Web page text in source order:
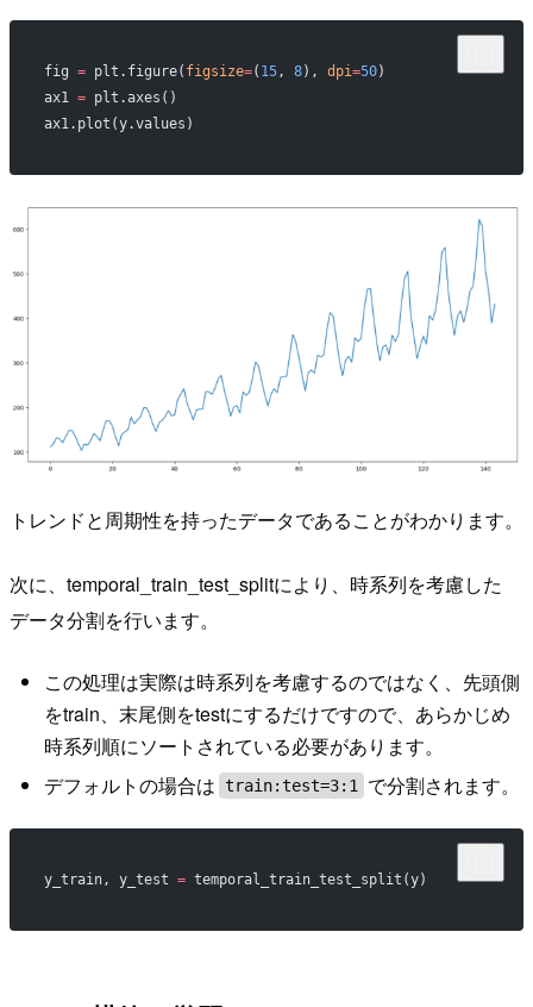
fig = plt.figure( figsize=( 15, 8), dpi=50)
ax1 = plt.axes()
ax1.plot(y.values)
トレンドと周期性を持ったデータであることがわかります。
次に、temporal_train_test_splitにより、時系列を考慮した
データ分割を行います。
この処理は実際は時系列を考慮するのではなく、先頭側
をtrain、末尾側をtestにするだけですので、あらかじめ
時系列順にソートされている必要があります。
デフォルトの場合は train:test=3:1 で分割されます。
y_train, y_test = temporal_train_test_split(y)